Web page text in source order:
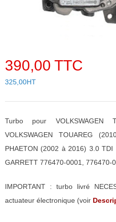
390,00 TTC
325,00HT
Turbo pour VOLKSWAGEN
VOLKSWAGEN TOUAREG
PHAETON (2002 à 2016) 3.0
GARRETT 776470-0001, 776470-
IMPORTANT : turbo livré
actuateur électronique (voir